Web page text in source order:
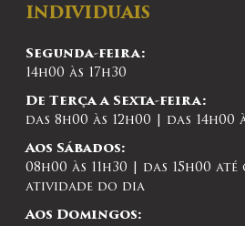
INDIVIDUAIS
Segunda-feira:
14h00 às 17h30
De Terça a Sexta-feira:
das 8h00 às 12h00 | das 14h00
Aos Sábados:
08h00 às 11h30 | das 15h00
atividade do dia
Aos Domingos: